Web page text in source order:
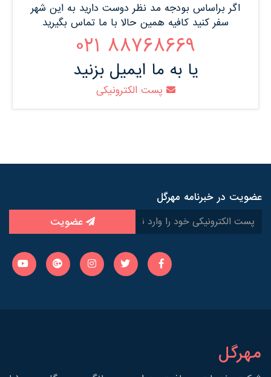
اگر براساس بودجه مد نظر دوست دارید به این شهر
سفر کنید کافیه همین حالا با ما تماس بگیرید
88768669 021
یا به ما ایمیل بزنید
پست الکترونیکی
عضویت در خبرنامه مهرگل
عضویت
مهرگل